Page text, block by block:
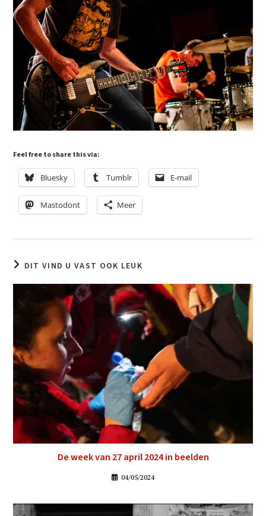
Feel free to share this via:
Bluesky Tumblr E-mail
Mastodont Meer
DIT VIND U VAST OOK LEUK
De week van 27 april 2024 in beelden
04/05/2024